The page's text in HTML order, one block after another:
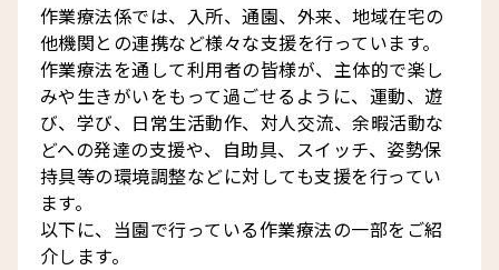
作業療法係では、入所、通園、外来、地域在宅の
他機関との連携など様々な支援を行っています。
作業療法を通して利用者の皆様が、主体的で楽し
みや生きがいをもって過ごせるように、運動、遊
び、学び、日常生活動作、対人交流、余暇活動な
どへの発達の支援や、自助具、スイッチ、姿勢保
持具等の環境調整などに対しても支援を行ってい
ます。
以下に、当園で行っている作業療法の一部をご紹
介します。